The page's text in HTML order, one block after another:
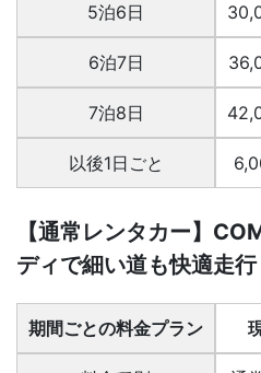
5泊6日
6泊7日
7泊8日
以後1日ごと
【通常レンタカー】
ディで細い道も快適走行
期間ごとの料金プラン